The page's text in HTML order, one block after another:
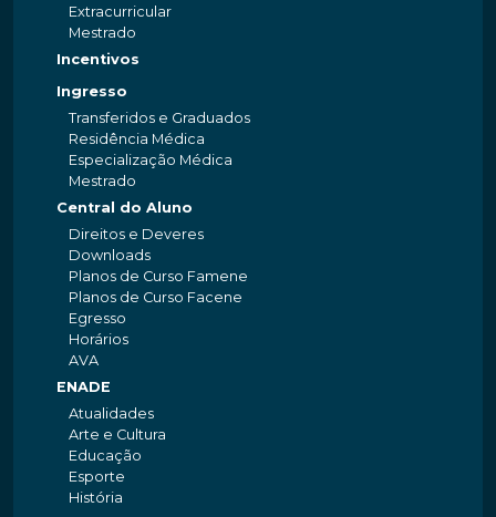
Extracurricular
Mestrado
Incentivos
Ingresso
Transferidos e Graduados
Residência Médica
Especialização Médica
Mestrado
Central do Aluno
Direitos e Deveres
Downloads
Planos de Curso Famene
Planos de Curso Facene
Egresso
Horários
AVA
ENADE
Atualidades
Arte e Cultura
Educação
Esporte
História